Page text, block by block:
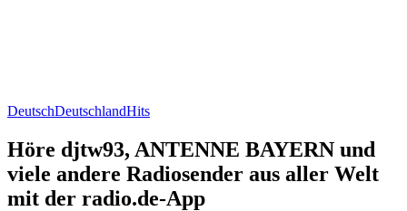
DeutschDeutschlandHits
Höre djtw93, ANTENNE BAYERN und
viele andere Radiosender aus aller Welt
mit der radio.de-App